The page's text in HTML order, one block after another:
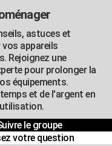
astuces et
vos appareils
Rejoignez une
pour prolonger la
équipements.
et de l'argent en
le groupe
votre question